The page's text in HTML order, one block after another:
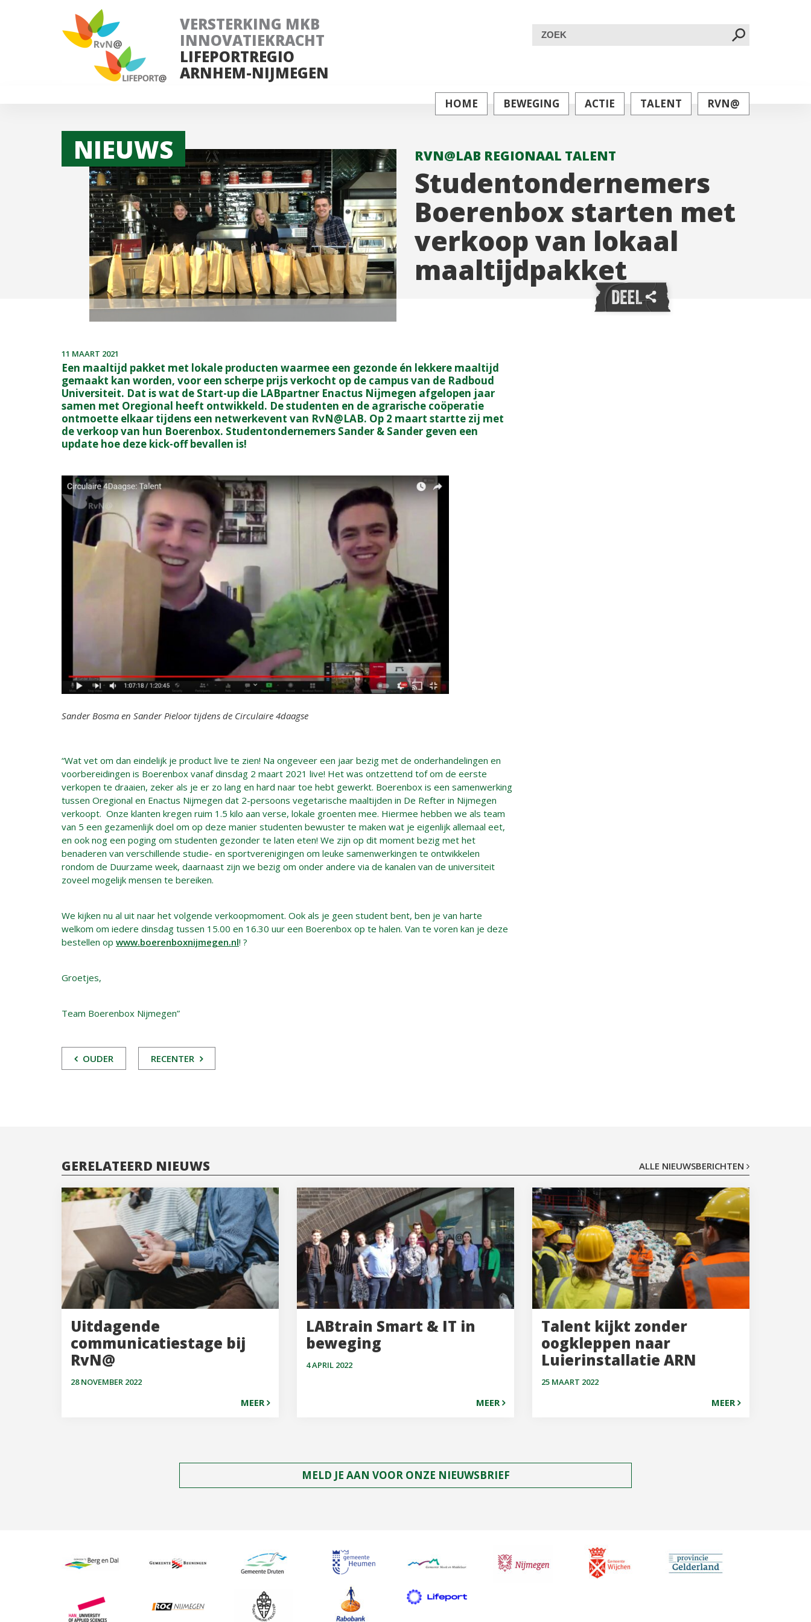
VERSTERKING MKB
INNOVATIEKRACHT
LIFEPORTREGIO
ARNHEM-NIJMEGEN
Zoeken
HOME BEWEGING ACTIE TALENT RVN@
NIEUWS RVN@LAB REGIONAAL TALENT
Studentondernemers
Boerenbox starten met
verkoop van lokaal
maaltijdpakket
11 MAART 2021
Een maaltijd pakket met lokale producten waarmee een gezonde én lekkere maaltijd
gemaakt kan worden, voor een scherpe prijs verkocht op de campus van de Radboud
Universiteit. Dat is wat de Start-up die LABpartner Enactus Nijmegen afgelopen jaar
samen met Oregional heeft ontwikkeld. De studenten en de agrarische coöperatie
ontmoette elkaar tijdens een netwerkevent van RvN@LAB. Op 2 maart startte zij met
de verkoop van hun Boerenbox. Studentondernemers Sander & Sander geven een
update hoe deze kick-off bevallen is!
Sander Bosma en Sander Pieloor tijdens de Circulaire 4daagse
“Wat vet om dan eindelijk je product live te zien! Na ongeveer een jaar bezig met de onderhandelingen en
voorbereidingen is Boerenbox vanaf dinsdag 2 maart 2021 live! Het was ontzettend tof om de eerste
verkopen te draaien, zeker als je er zo lang en hard naar toe hebt gewerkt. Boerenbox is een samenwerking
tussen Oregional en Enactus Nijmegen dat 2-persoons vegetarische maaltijden in De Refter in Nijmegen
verkoopt. Onze klanten kregen ruim 1.5 kilo aan verse, lokale groenten mee. Hiermee hebben we als team
van 5 een gezamenlijk doel om op deze manier studenten bewuster te maken wat je eigenlijk allemaal eet,
en ook nog een poging om studenten gezonder te laten eten! We zijn op dit moment bezig met het
benaderen van verschillende studie- en sportverenigingen om leuke samenwerkingen te ontwikkelen
rondom de Duurzame week, daarnaast zijn we bezig om onder andere via de kanalen van de universiteit
zoveel mogelijk mensen te bereiken.
We kijken nu al uit naar het volgende verkoopmoment. Ook als je geen student bent, ben je van harte
welkom om iedere dinsdag tussen 15.00 en 16.30 uur een Boerenbox op te halen. Van te voren kan je deze
bestellen op www.boerenboxnijmegen.nl! ?
Groetjes,
Team Boerenbox Nijmegen”
POST
OUDER RECENTER
GERELATEERD NIEUWS ALLE NIEUWSBERICHTEN
Uitdagende
communicatiestage bij
RvN@
28 NOVEMBER 2022
MEER
LABtrain Smart & IT in
beweging
4 APRIL 2022
MEER
Talent kijkt zonder
oogkleppen naar
Luierinstallatie ARN
25 MAART 2022
MEER
MELD JE AAN VOOR ONZE NIEUWSBRIEF